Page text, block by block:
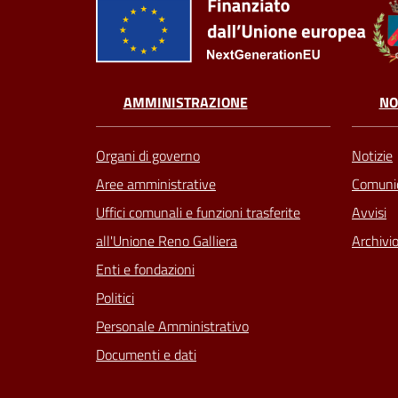
AMMINISTRAZIONE
Organi di governo
Aree amministrative
Uffici comunali e funzioni trasferite
all'Unione Reno Galliera
Enti e fondazioni
Politici
Personale Amministrativo
Documenti e dati
Notizie
Avvisi